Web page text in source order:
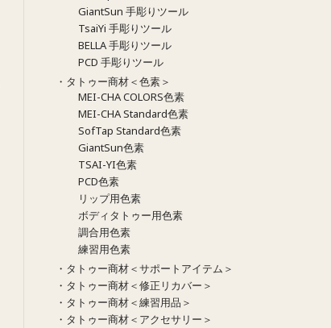
GiantSun 手彫りツール
TsaiYi 手彫りツール
BELLA 手彫りツール
PCD 手彫りツール
・タトゥー商材＜色素＞
MEI-CHA COLORS色素
MEI-CHA Standard色素
SofTap Standard色素
GiantSun色素
TSAI-YI色素
PCD色素
リップ用色素
ボディタトゥー用色素
調合用色素
練習用色素
・タトゥー商材＜サポートアイテム＞
・タトゥー商材＜修正リカバー＞
・タトゥー商材＜練習用品＞
・タトゥー商材＜アクセサリー＞